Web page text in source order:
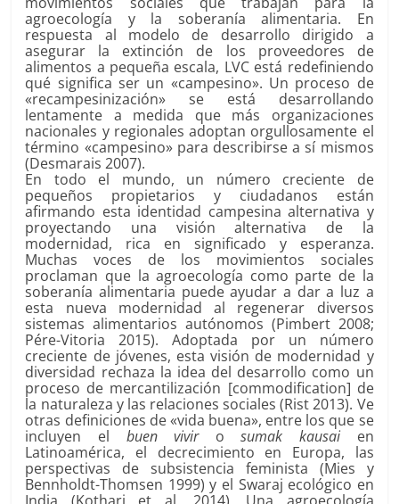
agroecología y la soberanía alimentaria. En
respuesta al modelo de desarrollo dirigido a
asegurar la extinción de los proveedores de
alimentos a pequeña escala, LVC está redefiniendo
qué significa ser un «campesino». Un proceso de
«recampesinización» se está desarrollando
lentamente a medida que más organizaciones
nacionales y regionales adoptan orgullosamente el
término «campesino» para describirse a sí mismos
(Desmarais 2007).
En todo el mundo, un número creciente de
pequeños propietarios y ciudadanos están
afirmando esta identidad campesina alternativa y
proyectando una visión alternativa de la
modernidad, rica en significado y esperanza.
Muchas voces de los movimientos sociales
proclaman que la agroecología como parte de la
soberanía alimentaria puede ayudar a dar a luz a
esta nueva modernidad al regenerar diversos
sistemas alimentarios autónomos (Pimbert 2008;
Pére-Vitoria 2015). Adoptada por un número
creciente de jóvenes, esta visión de modernidad y
diversidad rechaza la idea del desarrollo como un
proceso de mercantilización [commodification] de
la naturaleza y las relaciones sociales (Rist 2013). Ve
otras definiciones de «vida buena», entre los que se
incluyen el buen vivirosumak kausai en
Latinoamérica, el decrecimiento en Europa, las
perspectivas de subsistencia feminista (Mies y
Bennholdt-Thomsen 1999) y el Swaraj ecológico en